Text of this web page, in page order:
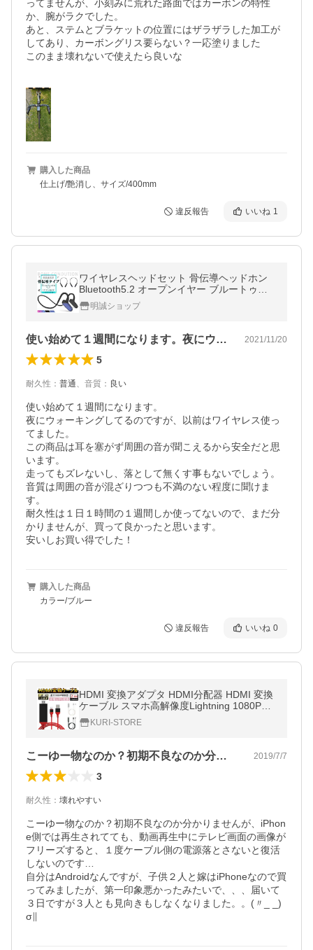
ってませんが、小刻みに荒れた路面ではカーボンの特性
か、腕がラクでした。
あと、ステムとブラケットの位置にはザラザラした加工が
してあり、カーボングリス要らない？一応塗りました
このまま壊れないで使えたら良いな
購入した商品
仕上げ/艶消し、サイズ/400mm
違反報告 いいね 1
ワイヤレスヘッドセット 骨伝導ヘッドホン
Bluetooth5.2 オープンイヤー ブルートゥー
スイヤホン スポーツIPX5防水防滴 外音取込
み【PL保険加入済み製品・安心】
明誠ショップ
使い始めて１週間になります。夜にウォー… 2021/11/20
5
耐久性 ： 普通、 音質 ： 良い
使い始めて１週間になります。
夜にウォーキングしてるのですが、以前はワイヤレス使っ
てました。
この商品は耳を塞がず周囲の音が聞こえるから安全だと思
います。
走ってもズレないし、落として無くす事もないでしょう。
音質は周囲の音が混ざりつつも不満のない程度に聞けま
す。
耐久性は１日１時間の１週間しか使ってないので、まだ分
かりませんが、買って良かったと思います。
安いしお買い得でした！
購入した商品
カラー/ブルー
違反報告 いいね 0
HDMI 変換アダプタ HDMI分配器 HDMI 変換
ケーブル スマホ高解像度Lightning 1080Pア
ダプタ iphone 設定不要 音声同期出力
KURI-STORE
こーゆー物なのか？初期不良なのか分かり… 2019/7/7
3
耐久性 ： 壊れやすい
こーゆー物なのか？初期不良なのか分かりませんが、iPhon
e側では再生されてても、動画再生中にテレビ画面の画像が
フリーズすると、１度ケーブル側の電源落とさないと復活
しないのです…
自分はAndroidなんですが、子供２人と嫁はiPhoneなので買
ってみましたが、第一印象悪かったみたいで、、、届いて
３日ですが３人とも見向きもしなくなりました。。(〃_ _)
σ∥